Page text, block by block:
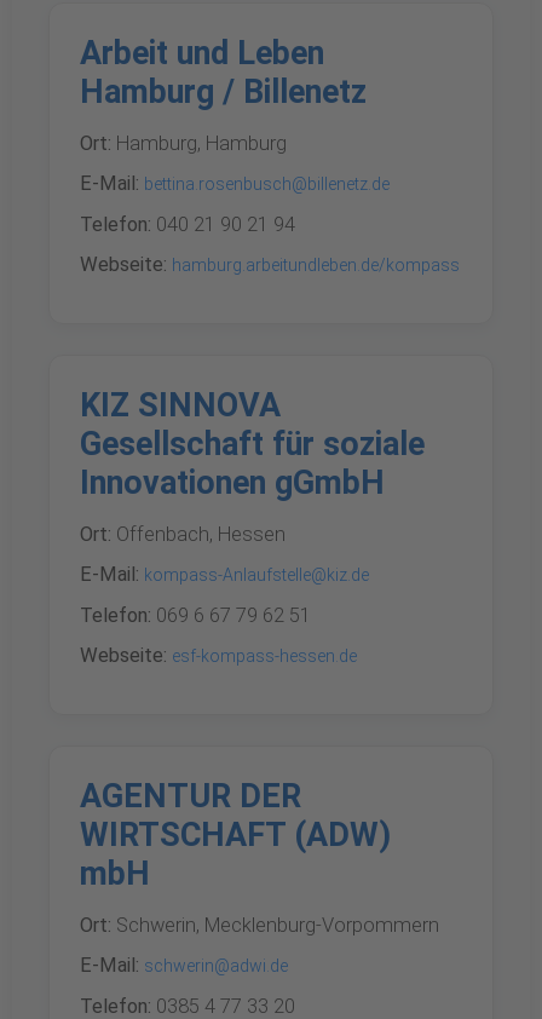
Arbeit und Leben
Hamburg / Billenetz
Ort: Hamburg, Hamburg
E-Mail: bettina.rosenbusch@billenetz.de
Telefon: 040 21 90 21 94
Webseite: hamburg.arbeitundleben.de/kompass
KIZ SINNOVA
Gesellschaft für soziale
Innovationen gGmbH
Ort: Offenbach, Hessen
E-Mail: kompass-Anlaufstelle@kiz.de
Telefon: 069 6 67 79 62 51
Webseite: esf-kompass-hessen.de
AGENTUR DER
WIRTSCHAFT (ADW)
mbH
Ort: Schwerin, Mecklenburg-Vorpommern
E-Mail: schwerin@adwi.de
Telefon: 0385 4 77 33 20